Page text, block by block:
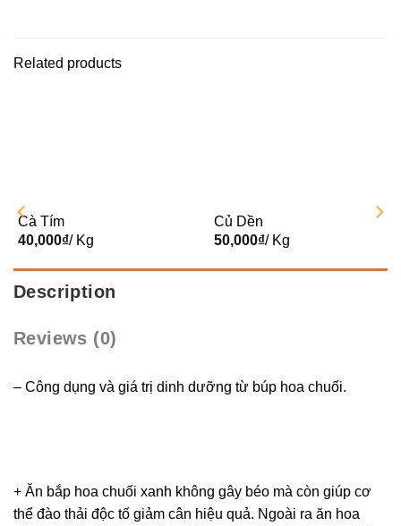
Related products
Cà Tím
40,000₫/ Kg
Củ Dền
50,000₫/ Kg
Description
Reviews (0)
– Công dụng và giá trị dinh dưỡng từ búp hoa chuối.
+ Ăn bắp hoa chuối xanh không gây béo mà còn giúp cơ
thể đào thải độc tố giảm cân hiệu quả. Ngoài ra ăn hoa